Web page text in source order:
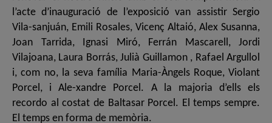
l’acte d’inauguració de l’exposició van assistir Sergio
Vila-sanjuán, Emili Rosales, Vicenç Altaió, Alex Susanna,
Joan Tarrida, Ignasi Miró, Ferrán Mascarell, Jordi
Vilajoana, Laura Borrás, Julià Guillamon , Rafael Argullol
i, com no, la seva família Maria-Àngels Roque, Violant
Porcel, i Ale-xandre Porcel. A la majoria d’ells els
recordo al costat de Baltasar Porcel. El temps sempre.
El temps en forma de memòria.